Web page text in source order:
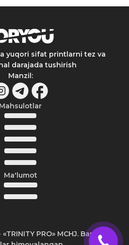
yuqori sifat printlarni tez va
darajada tushirish
Manzil:
Mahsulotlar
Ma'lumot
«TRINITY PRO» MCHJ. Barcha